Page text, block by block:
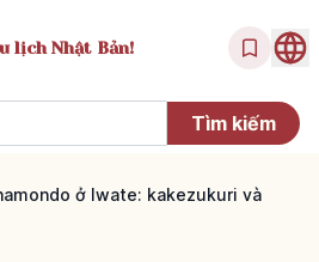
lịch Nhật Bản!
ở Iwate: kakezukuri và